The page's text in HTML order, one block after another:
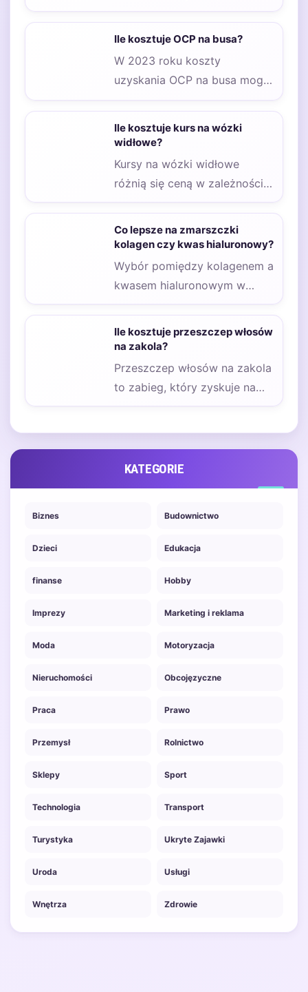
zastanawiających się, jak
droga jest auto laweta……
Ile kosztuje OCP na busa?
W 2023 roku koszty
uzyskania OCP na busa mogą
się znacznie różnić w
Ile kosztuje kurs na wózki
widłowe?
Kursy na wózki widłowe
różnią się ceną w zależności
od lokalizacji, co jest istotnym
Co lepsze na zmarszczki
kolagen czy kwas hialuronowy?
Wybór pomiędzy kolagenem a
kwasem hialuronowym w
kontekście walki ze
zmarszczkami jest często
trudny, ponieważ…
Ile kosztuje przeszczep włosów
na zakola?
Przeszczep włosów na zakola
to zabieg, który zyskuje na
popularności wśród mężczyzn
KATEGORIE
Biznes Budownictwo
Dzieci Edukacja
finanse Hobby
Imprezy Marketing i reklama
Moda Motoryzacja
Nieruchomości Obcojęzyczne
Praca Prawo
Przemysł Rolnictwo
Sklepy Sport
Technologia Transport
Turystyka Ukryte Zajawki
Uroda Usługi
Wnętrza Zdrowie